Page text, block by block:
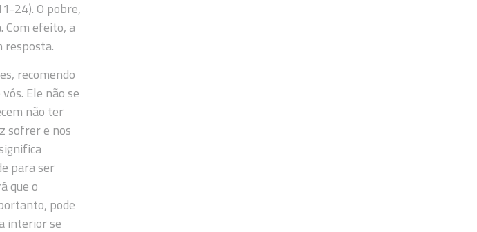
24). O pobre,
Com efeito, a
resposta.
recomendo
Ele não se
não ter
sofrer e nos
para ser
que o
pode
interior se